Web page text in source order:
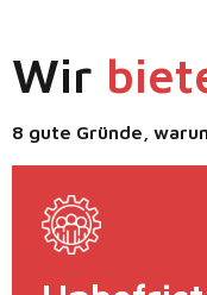
Wir
8 gute Gründe,